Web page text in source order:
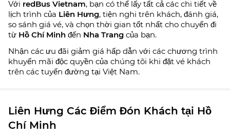
Với redBus Vietnam, bạn có thể lấy tất cả các chi tiết về
lịch trình của Liên Hưng, tiện nghi trên khách, đánh giá,
so sánh giá vé, và chọn thời gian tốt nhất cho chuyến đi
từ Hồ Chí Minh đến Nha Trang của bạn.
Nhận các ưu đãi giảm giá hấp dẫn với các chương trình
khuyến mãi độc quyền của chúng tôi khi đặt vé khách
trên các tuyến đường tại Việt Nam.
Liên Hưng Các Điểm Đón Khách tại Hồ
Chí Minh